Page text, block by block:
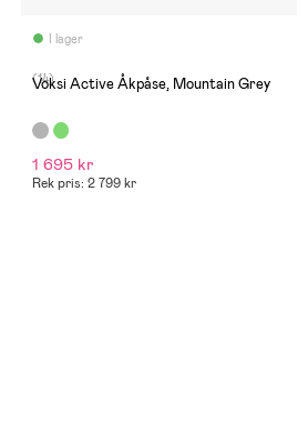
I lager
(14)
Voksi Active Åkpåse, Mountain Grey
1 695 kr
Rek pris: 2 799 kr